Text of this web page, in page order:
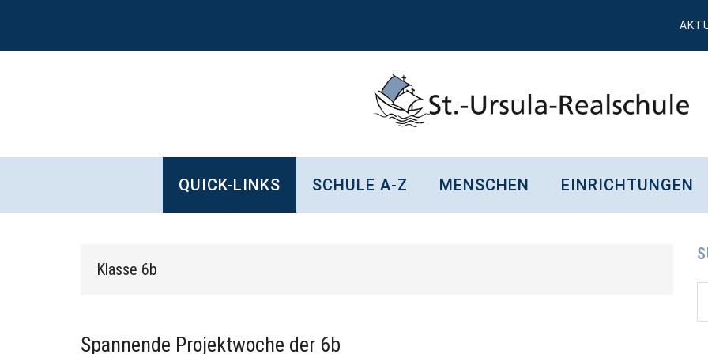
springen
secondary
springen
springen
St.
Ursula
Realschule
Persönlichkeit,
QUICK-LINKS SCHULE A-Z MENSCHEN EINRICHTUNGEN
Klasse 6b
Spannende Projektwoche der 6b